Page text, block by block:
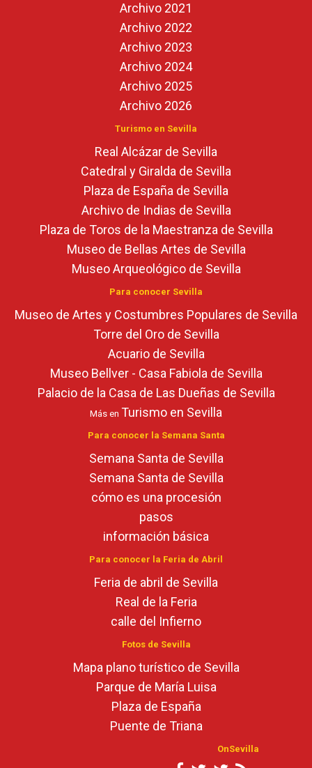
Archivo 2021
Archivo 2022
Archivo 2023
Archivo 2024
Archivo 2025
Archivo 2026
Turismo en Sevilla
Real Alcázar de Sevilla
Catedral y Giralda de Sevilla
Plaza de España de Sevilla
Archivo de Indias de Sevilla
Plaza de Toros de la Maestranza de Sevilla
Museo de Bellas Artes de Sevilla
Museo Arqueológico de Sevilla
Para conocer Sevilla
Museo de Artes y Costumbres Populares de Sevilla
Torre del Oro de Sevilla
Acuario de Sevilla
Museo Bellver - Casa Fabiola de Sevilla
Palacio de la Casa de Las Dueñas de Sevilla
Más en Turismo en Sevilla
Para conocer la Semana Santa
Semana Santa de Sevilla
Semana Santa de Sevilla
cómo es una procesión
pasos
información básica
Para conocer la Feria de Abril
Feria de abril de Sevilla
Real de la Feria
calle del Infierno
Fotos de Sevilla
Mapa plano turístico de Sevilla
Parque de María Luisa
Plaza de España
Puente de Triana
OnSevilla